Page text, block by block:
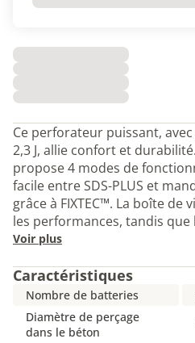
Ce perforateur puissant,
2,3 J, allie confort et
propose 4 modes de
facile entre SDS-PLUS et
grâce à FIXTEC™. La boîte
les performances, tandis
Voir plus
Caractéristiques
Nombre de batteries
Diamètre de perçage
dans le béton